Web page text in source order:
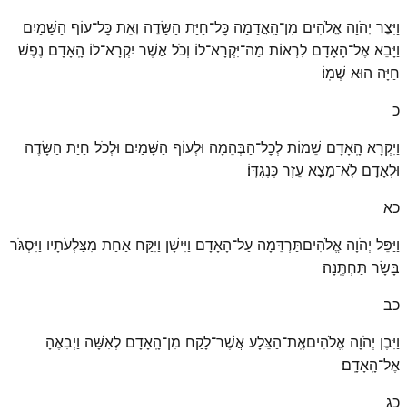
וַיִּצֶר יְהֹוָה אֱלֹהִים מִן־הָֽאֲדָמָה כׇּל־חַיַּת הַשָּׂדֶה וְאֵת כׇּל־עוֹף הַשָּׁמַיִם
וַיָּבֵא אֶל־הָאָדָם לִרְאוֹת מַה־יִּקְרָא־לוֹ וְכֹל אֲשֶׁר יִקְרָא־לוֹ הָֽאָדָם נֶפֶשׁ
חַיָּה הוּא שְׁמֽוֹ׃
כ
וַיִּקְרָא הָֽאָדָם שֵׁמוֹת לְכׇל־הַבְּהֵמָה וּלְעוֹף הַשָּׁמַיִם וּלְכֹל חַיַּת הַשָּׂדֶה
וּלְאָדָם לֹֽא־מָצָא עֵזֶר כְּנֶגְדּֽוֹ׃
כא
וַיַּפֵּל יְהֹוָה אֱלֹהִיםתַּרְדֵּמָה עַל־הָאָדָם וַיִּישָׁן וַיִּקַּח אַחַת מִצַּלְעֹתָיו וַיִּסְגֹּר
בָּשָׂר תַּחְתֶּֽנָּה׃
כב
וַיִּבֶן יְהֹוָה אֱלֹהִיםאֶֽת־הַצֵּלָע אֲשֶׁר־לָקַח מִן־הָֽאָדָם לְאִשָּׁה וַיְבִאֶהָ
אֶל־הָֽאָדָֽם׃
כג